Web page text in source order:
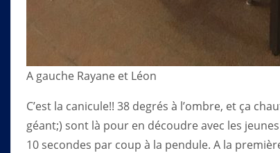
A gauche Rayane et Léon
C’est la canicule!! 38 degrés à l’ombre, et ça
géant;) sont là pour en découdre avec les
10 secondes par coup à la pendule. A la